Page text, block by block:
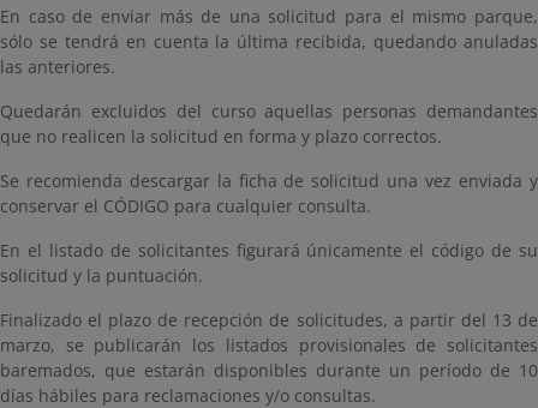
En caso de enviar más de una solicitud para el mismo parque,
sólo se tendrá en cuenta la última recibida, quedando anuladas
las anteriores.
Quedarán excluidos del curso aquellas personas demandantes
que no realicen la solicitud en forma y plazo correctos.
Se recomienda descargar la ficha de solicitud una vez enviada y
conservar el CÓDIGO para cualquier consulta.
En el listado de solicitantes figurará únicamente el código de su
solicitud y la puntuación.
Finalizado el plazo de recepción de solicitudes, a partir del 13 de
marzo, se publicarán los listados provisionales de solicitantes
baremados, que estarán disponibles durante un período de 10
días hábiles para reclamaciones y/o consultas.